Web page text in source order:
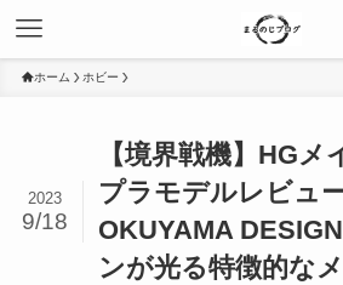
ホーム ホビー
【境界戦機】HG
プラモデルレビュ
OKUYAMA
ンが光る特徴的な
2023
9/18